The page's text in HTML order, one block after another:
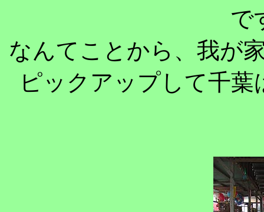
で
なんてことから、我が
ピックアップして千